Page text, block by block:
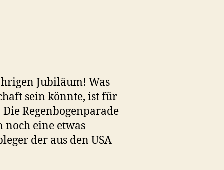
Jubiläum! Was
sein könnte, ist für
Regenbogenparade
noch eine etwas
der aus den USA